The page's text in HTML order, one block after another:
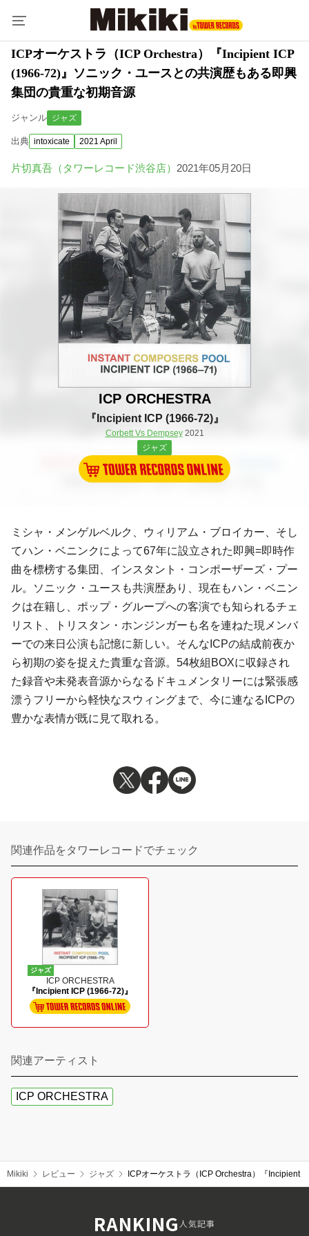
ICPオーケストラ（ICP Orchestra）『Incipient ICP
(1966-72)』ソニック・ユースとの共演歴もある即興
集団の貴重な初期音源
ジャンル ジャズ
出典 intoxicate 2021 April
片切真吾（タワーレコード渋谷店） 2021年05月20日
ICP ORCHESTRA
『Incipient ICP (1966-72)』
Corbett Vs Dempsey2021
ジャズ
ミシャ・メンゲルベルク、ウィリアム・ブロイカー、そし
てハン・ベニンクによって67年に設立された即興=即時作
曲を標榜する集団、インスタント・コンポーザーズ・プー
ル。ソニック・ユースも共演歴あり、現在もハン・ベニン
クは在籍し、ポップ・グループへの客演でも知られるチェ
リスト、トリスタン・ホンジンガーも名を連ねた現メンバ
ーでの来日公演も記憶に新しい。そんなICPの結成前夜か
ら初期の姿を捉えた貴重な音源。54枚組BOXに収録され
た録音や未発表音源からなるドキュメンタリーには緊張感
漂うフリーから軽快なスウィングまで、今に連なるICPの
豊かな表情が既に見て取れる。
関連作品をタワーレコードでチェック
ジャズ
ICP ORCHESTRA
『Incipient ICP (1966-72)』
関連アーティスト
ICP ORCHESTRA
Mikiki レビュー ジャズ ICPオーケストラ（ICP Orchestra）『Incipient
RANKING人気記事